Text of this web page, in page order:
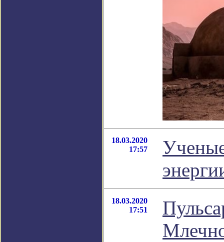
18.03.2020
17:57
18.03.2020
17:51